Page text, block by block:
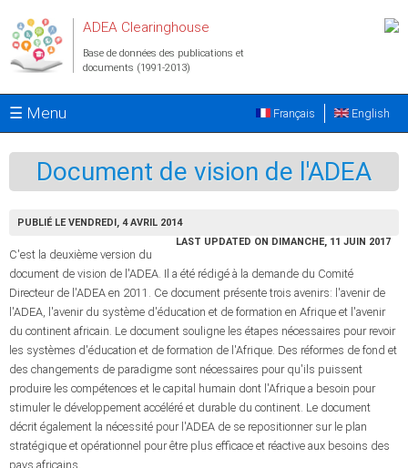
ADEA Clearinghouse
Base de données des publications et
documents (1991-2013)
☰ Menu English
Français
Document de vision de l'ADEA
PUBLIÉ LE VENDREDI, 4 AVRIL 2014
LAST UPDATED ON DIMANCHE, 11 JUIN 2017
C'est la deuxième version du
document de vision de l'ADEA. Il a été rédigé à la demande du Comité
Directeur de l'ADEA en 2011. Ce document présente trois avenirs: l'avenir de
l'ADEA, l'avenir du système d'éducation et de formation en Afrique et l'avenir
du continent africain. Le document souligne les étapes nécessaires pour revoir
les systèmes d'éducation et de formation de l'Afrique. Des réformes de fond et
des changements de paradigme sont nécessaires pour qu'ils puissent
produire les compétences et le capital humain dont l'Afrique a besoin pour
stimuler le développement accéléré et durable du continent. Le document
décrit également la nécessité pour l'ADEA de se repositionner sur le plan
stratégique et opérationnel pour être plus efficace et réactive aux besoins des
pays africains.